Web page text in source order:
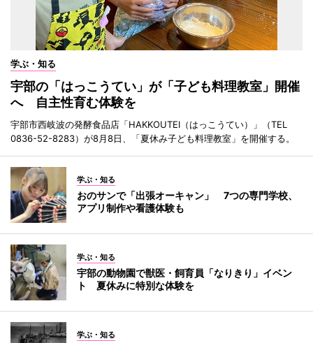
学ぶ・知る
宇部の「はっこうてい」が「子ども料理教室」開催
へ 自主性育む体験を
宇部市西岐波の発酵食品店「HAKKOUTEI（はっこうてい）」（TEL
0836-52-8283）が8月8日、「夏休み子ども料理教室」を開催する。
学ぶ・知る
おのサンで「出張オーキャン」 7つの専門学校、
アプリ制作や看護体験も
学ぶ・知る
宇部の動物園で獣医・飼育員「なりきり」イベン
ト 夏休みに特別な体験を
学ぶ・知る